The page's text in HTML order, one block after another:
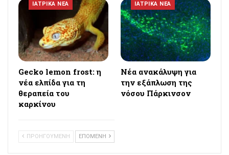
ΙΑΤΡΙΚΑ ΝΕΑ
Gecko lemon frost: η
νέα ελπίδα για τη
θεραπεία του
καρκίνου
ΙΑΤΡΙΚΑ ΝΕΑ
Νέα ανακάλυψη για
την εξάπλωση της
νόσου Πάρκινσον
ΠΡΟΗΓΟΥΜΕΝΗ ΕΠΟΜΕΝΗ